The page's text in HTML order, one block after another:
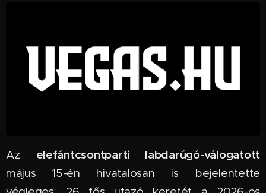
Az elefántcsontparti labdarúgó-válogatott
május 15-én hivatalosan is bejelentette